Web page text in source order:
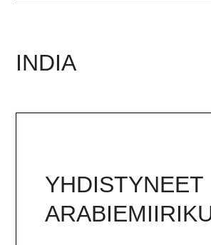
INDIA
YHDISTYNEET